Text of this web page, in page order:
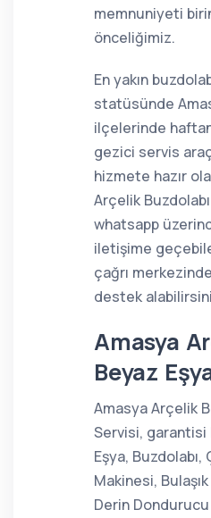
memnuniyeti
önceliğimiz.
En yakın
statüsünde
ilçelerinde
gezici servis
hizmete hazır
Arçelik
whatsapp
iletişime
çağrı
destek
Amasya
Beyaz
Amasya Arçelik
Servisi, garantisi
Eşya, Buzdolabı,
Makinesi,
Derin Dondurucu